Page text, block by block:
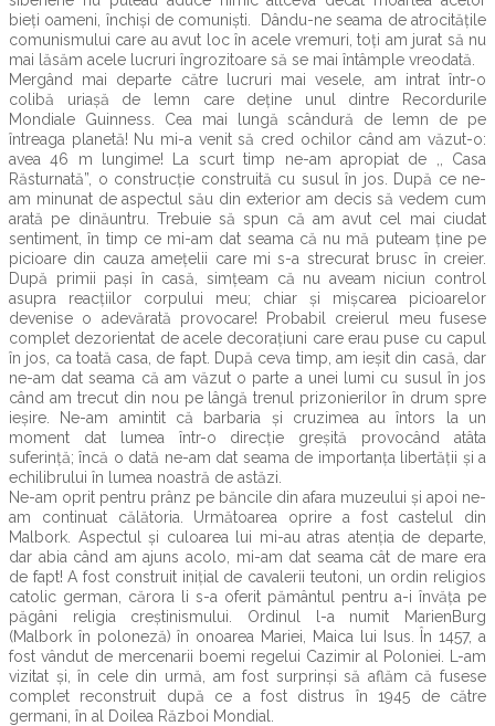
bieți oameni, închiși de comuniști. Dându-ne seama de atrocitățile
comunismului care au avut loc în acele vremuri, toți am jurat să nu
mai lăsăm acele lucruri îngrozitoare să se mai întâmple vreodată.
Mergând mai departe către lucruri mai vesele, am intrat într-o
colibă uriașă de lemn care deține unul dintre Recordurile
Mondiale Guinness. Cea mai lungă scândură de lemn de pe
întreaga planetă! Nu mi-a venit să cred ochilor când am văzut-o:
avea 46 m lungime! La scurt timp ne-am apropiat de ,, Casa
Răsturnată”, o construcție construită cu susul în jos. După ce ne-
am minunat de aspectul său din exterior am decis să vedem cum
arată pe dinăuntru. Trebuie să spun că am avut cel mai ciudat
sentiment, în timp ce mi-am dat seama că nu mă puteam ține pe
picioare din cauza amețelii care mi s-a strecurat brusc în creier.
După primii pași în casă, simțeam că nu aveam niciun control
asupra reacțiilor corpului meu; chiar și mișcarea picioarelor
devenise o adevărată provocare! Probabil creierul meu fusese
complet dezorientat de acele decorațiuni care erau puse cu capul
în jos, ca toată casa, de fapt. După ceva timp, am ieșit din casă, dar
ne-am dat seama că am văzut o parte a unei lumi cu susul în jos
când am trecut din nou pe lângă trenul prizonierilor în drum spre
ieșire. Ne-am amintit că barbaria și cruzimea au întors la un
moment dat lumea într-o direcție greșită provocând atâta
suferință; încă o dată ne-am dat seama de importanța libertății și a
echilibrului în lumea noastră de astăzi.
Ne-am oprit pentru prânz pe băncile din afara muzeului și apoi ne-
am continuat călătoria. Următoarea oprire a fost castelul din
Malbork. Aspectul și culoarea lui mi-au atras atenția de departe,
dar abia când am ajuns acolo, mi-am dat seama cât de mare era
de fapt! A fost construit inițial de cavalerii teutoni, un ordin religios
catolic german, cărora li s-a oferit pământul pentru a-i învăța pe
păgâni religia creștinismului. Ordinul l-a numit MarienBurg
(Malbork în poloneză) în onoarea Mariei, Maica lui Isus. În 1457, a
fost vândut de mercenarii boemi regelui Cazimir al Poloniei. L-am
vizitat și, în cele din urmă, am fost surprinși să aflăm că fusese
complet reconstruit după ce a fost distrus în 1945 de către
germani, în al Doilea Război Mondial.